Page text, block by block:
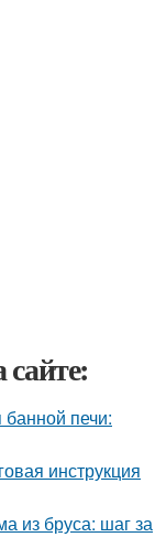
печи:
инструкция
из бруса: шаг за